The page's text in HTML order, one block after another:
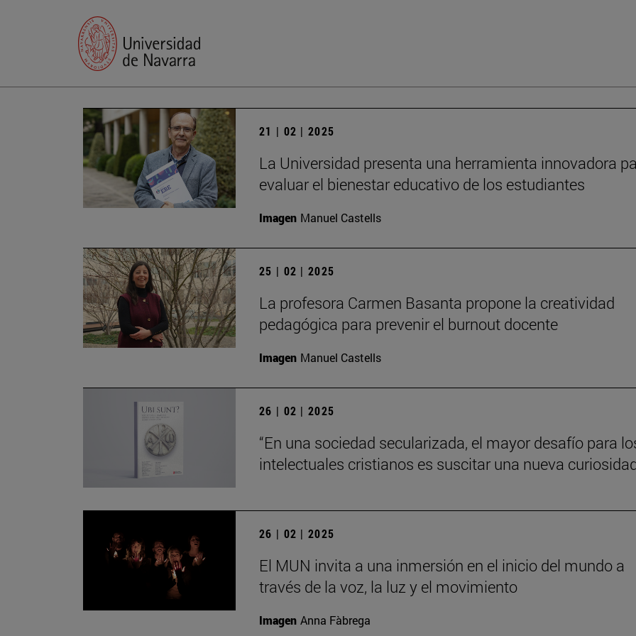
21 | 02 | 2025
La Universidad presenta una herramienta innovadora
evaluar el bienestar educativo de los estudiantes
Imagen Manuel Castells
25 | 02 | 2025
La profesora Carmen Basanta propone la creatividad
pedagógica para prevenir el burnout docente
Imagen Manuel Castells
26 | 02 | 2025
“En una sociedad secularizada, el mayor desafío para
intelectuales cristianos es suscitar una nueva
26 | 02 | 2025
El MUN invita a una inmersión en el inicio del mundo a
través de la voz, la luz y el movimiento
Imagen Anna Fàbrega